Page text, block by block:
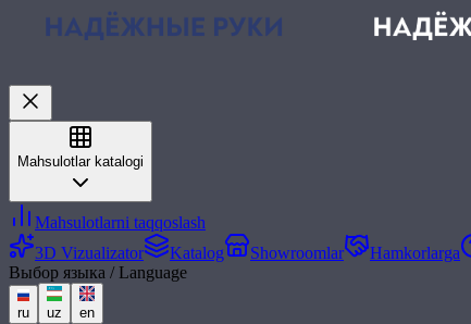
Mahsulotlar katalogi
Mahsulotlarni taqqoslash
3D Vizualizator
Katalog Showroomlar Hamkorlarga
Выбор языка / Language
ru uz en